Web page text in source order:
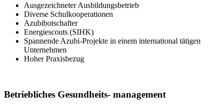
Ausgezeichneter Ausbildungsbetrieb
Diverse Schulkooperationen
Azubibotschafter
Energiescouts (SIHK)
Spannende Azubi-Projekte in einem international tätigen
Unternehmen
Hoher Praxisbezug
Betriebliches Gesundheits- management